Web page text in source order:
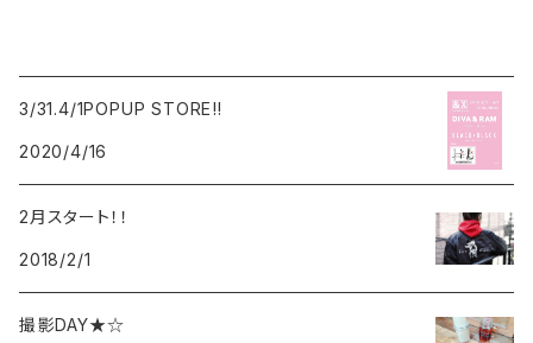
3/31.4/1POPUP STORE‼︎
2020/4/16
2月スタート！！
2018/2/1
撮影DAY★☆